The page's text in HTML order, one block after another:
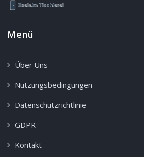
Menü
Über Uns
Nutzungsbedingungen
Datenschutzrichtlinie
GDPR
Kontakt